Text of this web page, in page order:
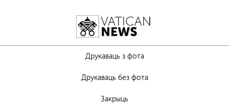
Друкаваць з фота
Друкаваць без фота
Закрыць